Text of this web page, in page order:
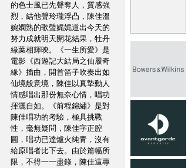
的色士風已先聲奪人，質感強
烈，結他聲玲瓏浮凸，陳佳溫
婉嫻熟的歌聲娓娓道出今天的
努力成就明天開花結果，牡丹
綠葉相輝映。《一生所愛》是
電影《西遊記大結局之仙履奇
緣》插曲，開首笛子吹奏出如
仙境般意境，陳佳以真摯動人
情感唱出那份無奈心情，唱功
揮灑自如。《前程錦繡》是對
陳佳唱功的考驗，極具挑戰
性，毫無疑問，陳佳字正腔
圓，唱功已達爐火純青，沒有
給原唱者比下去。由於篇幅所
限，不得一一盡錄，陳佳這專